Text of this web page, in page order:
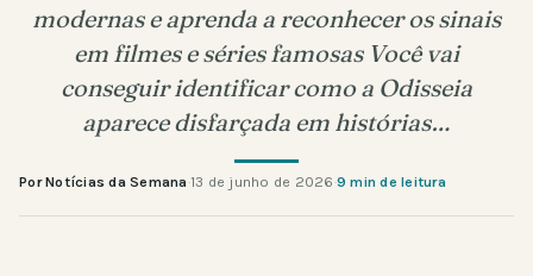
modernas e aprenda a reconhecer os sinais
em filmes e séries famosas Você vai
conseguir identificar como a Odisseia
aparece disfarçada em histórias…
Por Notícias da Semana·13 de junho de 2026·9 min de leitura